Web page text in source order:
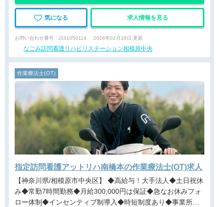
気になる 求人情報を見る
お問い合わせ番号 : J101050114 2026年02月16日 更新
なごみ訪問看護リハビリステーション相模原中央
作業療法士(OT)
指定訪問看護アットリハ南橋本の作業療法士(OT)求人
【神奈川県/相模原市中央区】 ◆高給与！大手法人◆土日祝休
み◆常勤7時間勤務◆月給300,000円は保証◆急なお休みフォ
ロー体制◆インセンティブ制導入◆時短制度あり◆事業所拡